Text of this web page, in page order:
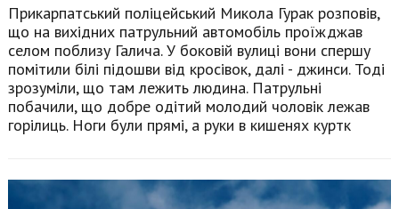
Прикарпатський поліцейський Микола Гурак розповів,
що на вихідних патрульний автомобіль проїжджав
селом поблизу Галича. У боковій вулиці вони спершу
помітили білі підошви від кросівок, далі - джинси. Тоді
зрозуміли, що там лежить людина. Патрульні
побачили, що добре одітий молодий чоловік лежав
горілиць. Ноги були прямі, а руки в кишенях куртк